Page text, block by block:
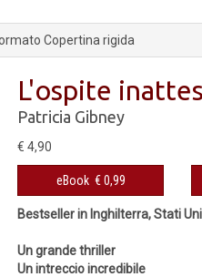
Copertina rigida
L'ospite
Patricia Gibney
€ 4,90
eBook € 0,99
Bestseller in Inghilterra, Stati
Un grande thriller
Un intreccio incredibile